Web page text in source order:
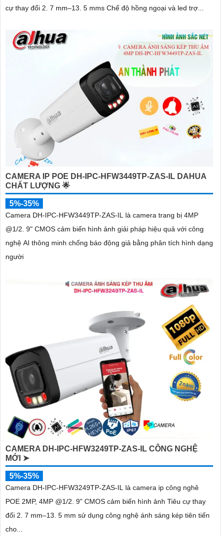
cự thay đổi 2. 7 mm–13. 5 mms Chế độ hồng ngoại và led trợ...
CAMERA IP POE DH-IPC-HFW3449TP-ZAS-IL DAHUA
CHẤT LƯỢNG 🌟
5%-35%
Camera DH-IPC-HFW3449TP-ZAS-IL là camera trang bị 4MP
@1/2. 9" CMOS cảm biến hình ảnh giải pháp hiệu quả với công
nghệ AI thông minh chống báo động giả bằng phân tích hình dạng
người
CAMERA DH-IPC-HFW3249TP-ZAS-IL CÔNG NGHỆ
MỚI ➤
5%-35%
Camera DH-IPC-HFW3249TP-ZAS-IL là camera ip công nghê
POE 2MP, 4MP @1/2. 9" CMOS cảm biến hình ảnh Tiêu cự thay
đổi 2. 7 mm–13. 5 mm sử dụng công nghệ ánh sáng kép tiên tiến
cho...